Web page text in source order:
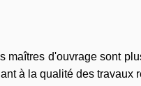
d'ouvrage sont
à la qualité des travaux